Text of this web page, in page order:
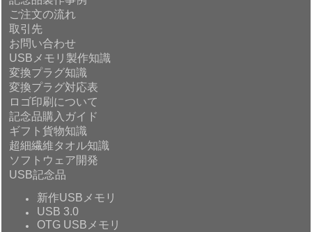
ご注文の流れ
取引先
お問い合わせ
USBメモリ製作知識
変換プラグ知識
変換プラグ対応表
ロゴ印刷について
記念品購入ガイド
ギフト貨物知識
超細繊維タオル知識
ソフトウェア開発
USB記念品
新作USBメモリ
USB 3.0
OTG USBメモリ